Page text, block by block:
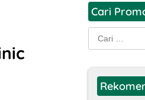
Cari
Cari
untuk: